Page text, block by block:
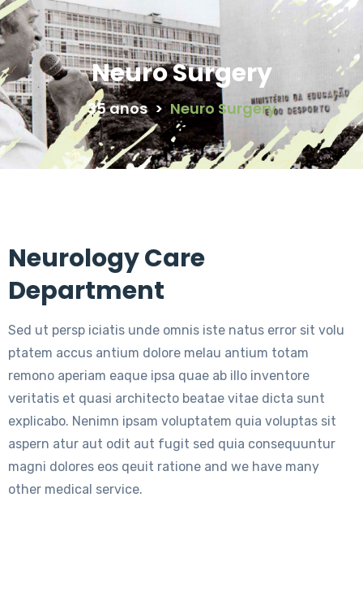
Neuro Surgery
35 anos > Neuro Surgery
Neurology Care
Department
Sed ut persp iciatis unde omnis iste natus error sit volu
ptatem accus antium dolore melau antium totam
remono aperiam eaque ipsa quae ab illo inventore
veritatis et quasi architecto beatae vitae dicta sunt
explicabo. Nenimn ipsam voluptatem quia voluptas sit
aspern atur aut odit aut fugit sed quia consequuntur
magni dolores eos qeuit ratione and we have many
other medical service.